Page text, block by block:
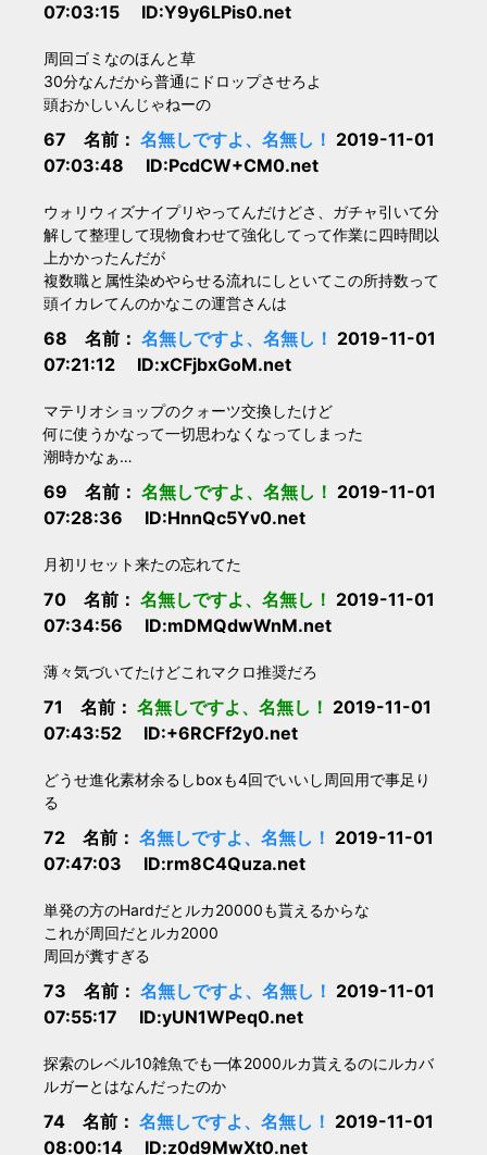
07:03:15 ID:Y9y6LPis0.net
周回ゴミなのほんと草
30分なんだから普通にドロップさせろよ
頭おかしいんじゃねーの
67 名前： 名無しですよ、名無し！ 2019-11-01
07:03:48 ID:PcdCW+CM0.net
ウォリウィズナイプリやってんだけどさ、ガチャ引いて分
解して整理して現物食わせて強化してって作業に四時間以
上かかったんだが
複数職と属性染めやらせる流れにしといてこの所持数って
頭イカレてんのかなこの運営さんは
68 名前： 名無しですよ、名無し！ 2019-11-01
07:21:12 ID:xCFjbxGoM.net
マテリオショップのクォーツ交換したけど
何に使うかなって一切思わなくなってしまった
潮時かなぁ…
69 名前： 名無しですよ、名無し！ 2019-11-01
07:28:36 ID:HnnQc5Yv0.net
月初リセット来たの忘れてた
70 名前： 名無しですよ、名無し！ 2019-11-01
07:34:56 ID:mDMQdwWnM.net
薄々気づいてたけどこれマクロ推奨だろ
71 名前： 名無しですよ、名無し！ 2019-11-01
07:43:52 ID:+6RCFf2y0.net
どうせ進化素材余るしboxも4回でいいし周回用で事足り
る
72 名前： 名無しですよ、名無し！ 2019-11-01
07:47:03 ID:rm8C4Quza.net
単発の方のHardだとルカ20000も貰えるからな
これが周回だとルカ2000
周回が糞すぎる
73 名前： 名無しですよ、名無し！ 2019-11-01
07:55:17 ID:yUN1WPeq0.net
探索のレベル10雑魚でも一体2000ルカ貰えるのにルカバ
ルガーとはなんだったのか
74 名前： 名無しですよ、名無し！ 2019-11-01
08:00:14 ID:z0d9MwXt0.net